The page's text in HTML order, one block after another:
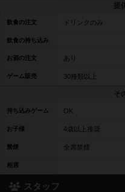
提
飲食の注文 ドリンクのみ
飲食の持ち込み
お酒の注文 あり
ゲーム販売 30種類以上
そ
持ち込みゲーム OK
お子様 4歳以上推奨
禁煙 全席禁煙
相席
スタッフ